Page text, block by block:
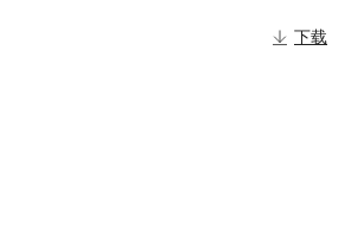
下载